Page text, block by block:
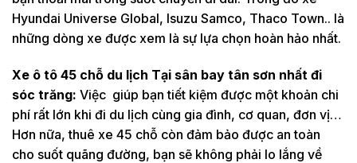
Hyundai Universe Global, Isuzu Samco, Thaco Town.. là
những dòng xe được xem là sự lựa chọn hoàn hảo nhất.
Xe ô tô 45 chỗ du lịch Tại sân bay tân sơn nhất đi
sóc trăng: Việc giúp bạn tiết kiệm được một khoản chi
phí rất lớn khi đi du lịch cùng gia đình, cơ quan, đơn vị…
Hơn nữa, thuê xe 45 chỗ còn đảm bảo được an toàn
cho suốt quãng đường, bạn sẽ không phải lo lắng về